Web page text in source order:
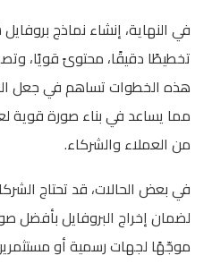
في النهاية، إنشاء نماذج
تخطيطًا دقيقًا، محتوىً قويًا،
هذه الخطوات تساهم في جعل
مما يساعد في بناء صورة قوية
من العملاء والشركاء.
في بعض الحالات، قد تحتاج
لضمان إخراج البروفايل بأفضل
موجّهًا لجهات رسمية أو